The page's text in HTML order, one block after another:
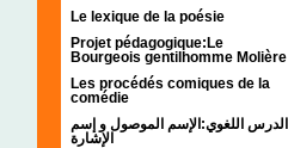
Le lexique de la poésie
Projet pédagogique:Le
Bourgeois gentilhomme Molière
Les procédés comiques de la
comédie
الدرس اللغوي:الإسم الموصول و إسم
الإشارة